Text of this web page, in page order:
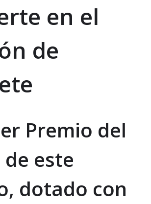
en el
de
Premio del
este
dotado con